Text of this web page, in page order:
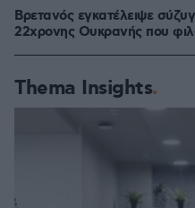
Βρετανός εγκατέλειψε
22χρονης Ουκρανής που
Thema Insights